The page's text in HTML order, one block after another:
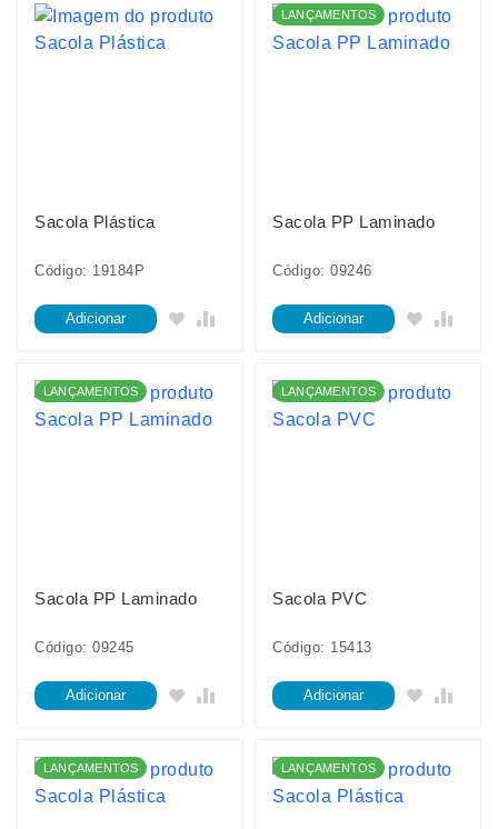
Sacola Plástica
Código: 19184P
Adicionar
LANÇAMENTOS
Sacola PP Laminado
Código: 09246
Adicionar
LANÇAMENTOS
Sacola PP Laminado
Código: 09245
Adicionar
LANÇAMENTOS
Sacola PVC
Código: 15413
Adicionar
LANÇAMENTOS LANÇAMENTOS